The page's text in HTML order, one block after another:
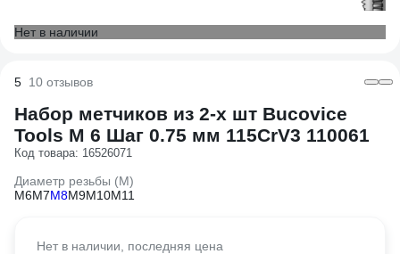
Нет в наличии
5 10 отзывов
Набор метчиков из 2-х шт Bucovice
Tools М 6 Шаг 0.75 мм 115CrV3 110061
Код товара: 16526071
Диаметр резьбы (М)
М6М7М8М9М10М11
Нет в наличии, последняя цена